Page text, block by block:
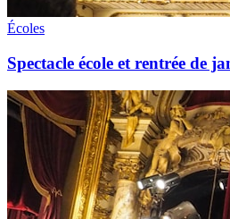
Écoles
Spectacle école et rentrée de